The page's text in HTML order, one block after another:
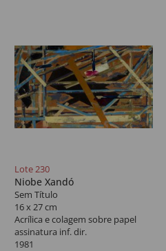
Lote 230
Niobe Xandó
Sem Título
16 x 27 cm
Acrílica e colagem sobre papel
assinatura inf. dir.
1981